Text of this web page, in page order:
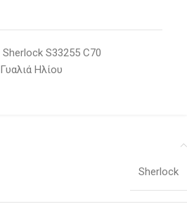
Sherlock S33255 C70
Γυαλιά Ηλίου
Sherlock